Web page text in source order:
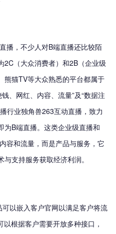
，不少人对B端直播还比较陌
2C（大众消费者）和2B（企业级
熊猫TV等大众熟悉的平台都属于
、网红、内容、流量”及“数据注
行业独角兽263互动直播，致力
为B端直播。这类企业级直播和
容和流量，而是产品与服务，它
支持服务获取经济利润。
以嵌入客户官网以满足客户将流
根据客户需要开放多种接口，